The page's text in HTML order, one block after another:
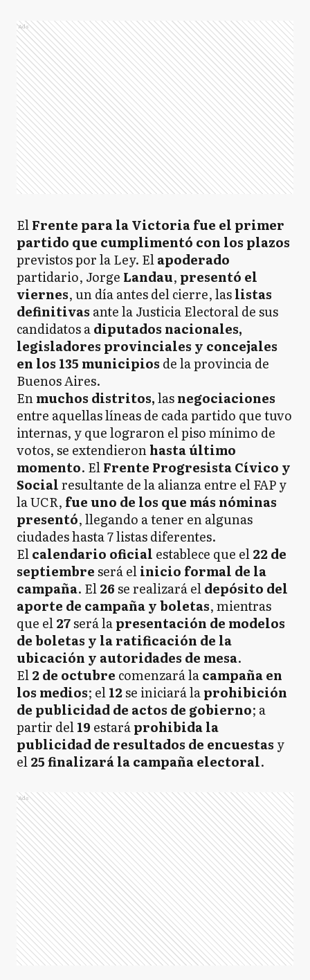
Ads
ElFrente para la Victoria fue el primer
partido que cumplimentó con los plazos
previstos por la Ley. Elapoderado
partidario, Jorge Landau, presentó el
viernes, un día antes del cierre, laslistas
definitivas ante la Justicia Electoral de sus
candidatos adiputados nacionales,
legisladores provinciales y concejales
en los 135 municipios de la provincia de
Buenos Aires.
Enmuchos distritos,lasnegociaciones
entre aquellas líneas de cada partido que tuvo
internas, y que lograron el piso mínimo de
votos, se extendieronhasta último
momento. ElFrente Progresista Cívico y
Socialresultante de la alianza entre el FAP y
la UCR, fue uno de los que más nóminas
presentó, llegando a tener en algunas
ciudades hasta 7 listas diferentes.
Elcalendario oficial establece que el22 de
septiembreserá elinicio formal de la
campaña. El26se realizará eldepósito del
aporte de campaña y boletas, mientras
que el27será lapresentación de modelos
de boletas y la ratificación de la
ubicación y autoridades de mesa.
El2 de octubre comenzará lacampaña en
los medios; el12se iniciará laprohibición
de publicidad de actos de gobierno; a
partir del19 estaráprohibida la
publicidad de resultados de encuestas y
el25 finalizará la campaña electoral.
Ads